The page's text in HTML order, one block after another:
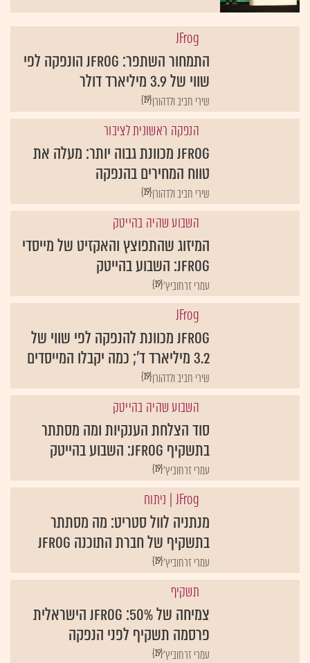
JFrog
התמחור השתפר: JFrog הונפקה לפי
שווי של 3.9 מיליארד דולר
{19}שירי חביב ולדהורן
הנפקה ראשונית לציבור
JFrog מכוונת גבוה יותר: מעלה את
טווח המחירים בהנפקה
{19}שירי חביב ולדהורן
השבוע שהיה בהייטק
המיזוג שהתפוצץ והאקזיט של מייסדי
JFrog: השבוע בהייטק
{19}עמרי זרחוביץ'
JFrog
Jfrog מכוונת להנפקה לפי שווי של
3.2 מיליארד ד'; כמה יקבלו המייסדים
{19}שירי חביב ולדהורן
השבוע שהיה בהייטק
סוד הצלחת הענקיות ומה מסתתר
בתשקיף JFrog: השבוע בהייטק
{19}עמרי זרחוביץ'
JFrog | ניתוח
מנתניה לוול סטריט: מה מסתתר
בתשקיף של חברת התוכנה JFrog
{19}עמרי זרחוביץ'
תשקיף
צמיחה של 50%: Jfrog הישראלית
פרסמה תשקיף לפני הנפקה
{19}עמרי זרחוביץ'